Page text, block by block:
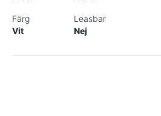
Färg
Vit
Leasbar
Nej